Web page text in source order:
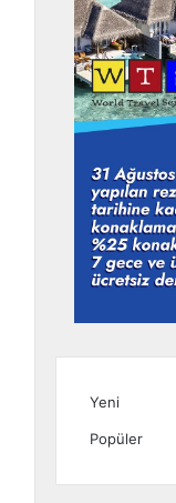
Yeni
Popüler